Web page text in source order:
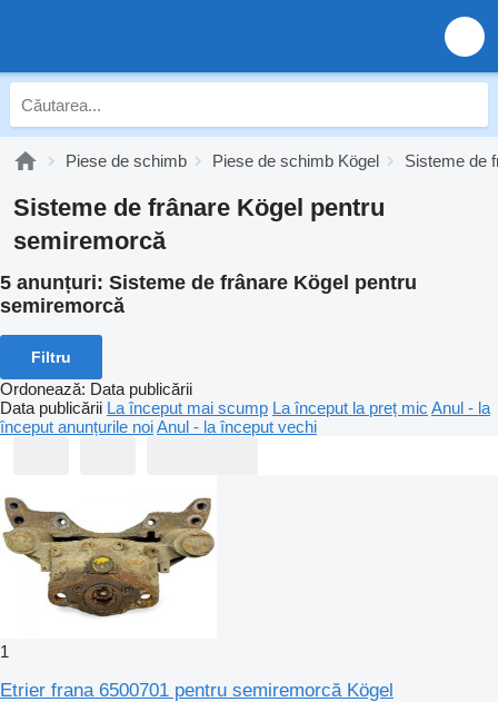
Piese de schimb Piese de schimb Kögel Sisteme de
Sisteme de frânare Kögel pentru
semiremorcă
5 anunțuri: Sisteme de frânare Kögel pentru
semiremorcă
Filtru
Ordonează: Data publicării
Data publicării La început mai scump La început la preț mic Anul - la
început anunțurile noiAnul - la început vechi
1
Etrier frana 6500701 pentru semiremorcă Kögel